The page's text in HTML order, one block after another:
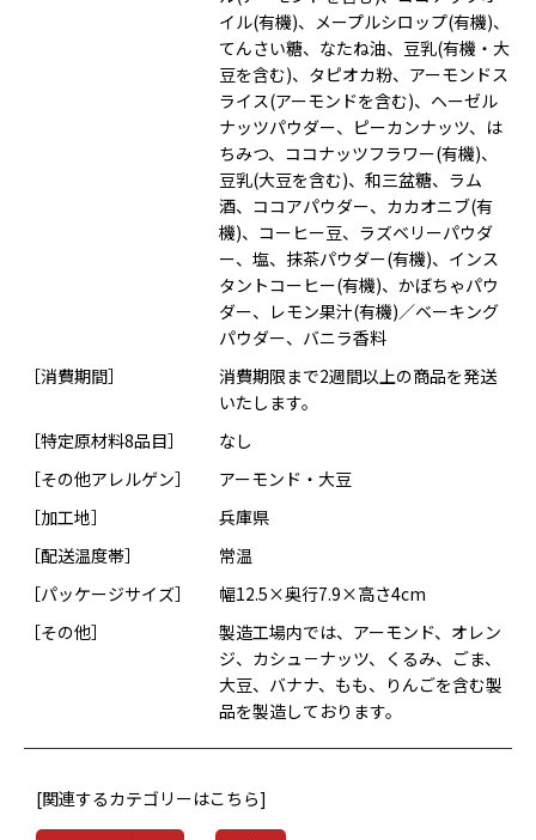
イル(有機)、メープルシロップ(有機)、
てんさい糖、なたね油、豆乳(有機・大
豆を含む)、タピオカ粉、アーモンドス
ライス(アーモンドを含む)、ヘーゼル
ナッツパウダー、ピーカンナッツ、は
ちみつ、ココナッツフラワー(有機)、
豆乳(大豆を含む)、和三盆糖、ラム
酒、ココアパウダー、カカオニブ(有
機)、コーヒー豆、ラズベリーパウダ
ー、塩、抹茶パウダー(有機)、インス
タントコーヒー(有機)、かぼちゃパウ
ダー、レモン果汁(有機)／ベーキング
パウダー、バニラ香料
［消費期間］
消費期限まで2週間以上の商品を発送
いたします。
［特定原材料8品目］
なし
［その他アレルゲン］
アーモンド・大豆
［加工地］
兵庫県
［配送温度帯］
常温
［パッケージサイズ］
幅12.5×奥行7.9×高さ4cm
［その他］
製造工場内では、アーモンド、オレン
ジ、カシュ－ナッツ、くるみ、ごま、
大豆、バナナ、もも、りんごを含む製
品を製造しております。
[関連するカテゴリーはこちら]